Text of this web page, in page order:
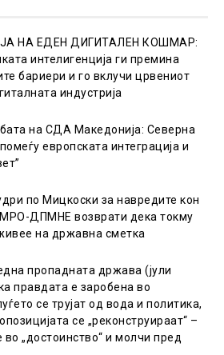
НА ЕДЕН ДИГИТАЛЕН КОШМАР:
интелигенција ги премина
бариери и го вклучи црвениот
индустрија
на СДА Македонија: Северна
европската интеграција и
по Мицкоски за навредите кон
ДПМНЕ возврати дека токму
на државна сметка
пропадната држава (јули
правдата е заробена во
се трујат од вода и политика,
се „реконструираат“ –
во „достоинство“ и молчи пред